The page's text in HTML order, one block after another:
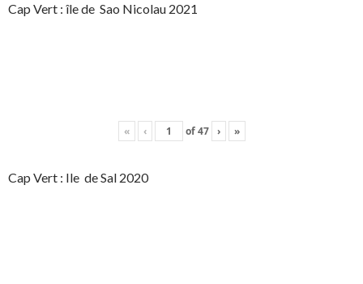
Cap Vert : île de Sao Nicolau 2021
« ‹ of47 › »
Cap Vert : Ile de Sal 2020